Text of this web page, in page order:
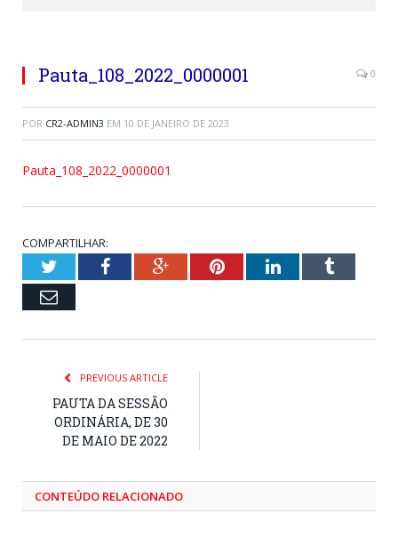
Pauta_108_2022_0000001 0
POR CR2-ADMIN3 EM 10 DE JANEIRO DE 2023
Pauta_108_2022_0000001
COMPARTILHAR:
TwitterFacebookGoogle+PinterestLinkedInTumblr
Email
PREVIOUS ARTICLE
PAUTA DA SESSÃO
ORDINÁRIA, DE 30
DE MAIO DE 2022
CONTEÚDO RELACIONADO